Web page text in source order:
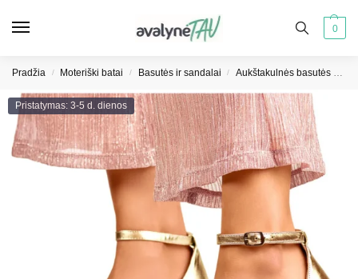
0
Pradžia / Moteriški batai / Basutės ir sandalai / Aukštakulnės basutės moterims
Pristatymas: 3-5 d. dienos